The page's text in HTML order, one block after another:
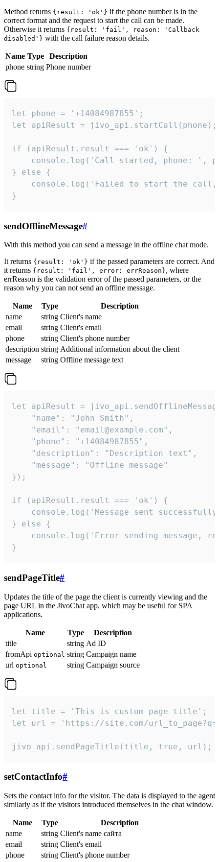
Method returns {result: 'ok'} if the phone number is in the
correct format and the request to start the call can be made.
Otherwise it returns {result: 'fail', reason: 'Callback
disabled'} with the call failure reason details.
Name Type
Description
phone string Phone number
let phone = '+14084987855';
let apiResult = jivo_api.startCall(phone);
if (apiResult.result === 'ok') {
console.log('Call started, phone: ',
} else {
console.log('Failed to start the
}
sendOfflineMessage#
With this method you can send a message in the offline chat mode.
It returns {result: 'ok'} if the passed parameters are correct. And
it returns {result: 'fail', error: errReason}, where
errReason is the validation error of the passed parameters, or the
reason why you can not send an offline message.
Name Type
Description
name
string Client's name
email
string Client's email
phone
string Client's phone number
description string Additional information about the client
message
string Offline message text
let apiResult =
    "name": "John Smith",
    "email": "email@example.com",
    "phone": "+14084987855",
    "description": "Description text",
    "message": "Offline message"
});
if (apiResult.result === 'ok') {
console.log('Message sent
} else {
console.log('Error sending message,
}
sendPageTitle#
Updates the title of the page the client is currently viewing and the
page URL in the JivoChat app, which may be useful for SPA
applications.
Name Type
Description
title
string Ad ID
fromApi optional string Campaign name
url optional string Campaign source
let title = 'This is custom page title';
let url = 'https://site.com/
jivo_api.sendPageTitle(title, true, url);
setContactInfo#
Sets the contact info for the visitor. The data is displayed to the agent
similarly as if the visitors introduced themselves in the chat window.
Name Type
Description
name
string Client's name сайта
email
string Client's email
phone
string Client's phone number